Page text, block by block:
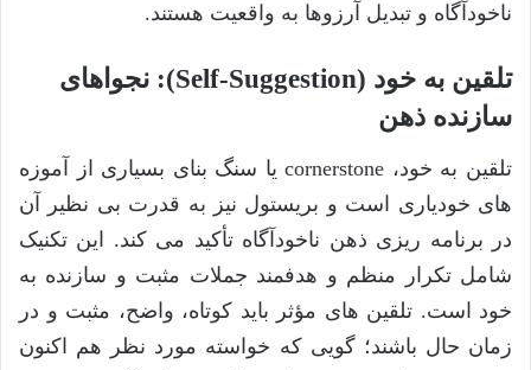
ناخودآگاه و تبدیل آرزوها به واقعیت هستند.
تلقین به خود (Self-Suggestion): نجواهای
سازنده ذهن
تلقین به خود، cornerstone یا سنگ بنای بسیاری از آموزه
های خودیاری است و بریستول نیز به قدرت بی نظیر آن
در برنامه ریزی ذهن ناخودآگاه تأکید می کند. این تکنیک
شامل تکرار منظم و هدفمند جملات مثبت و سازنده به
خود است. تلقین های مؤثر باید کوتاه، واضح، مثبت و در
زمان حال باشند؛ گویی که خواسته مورد نظر هم اکنون